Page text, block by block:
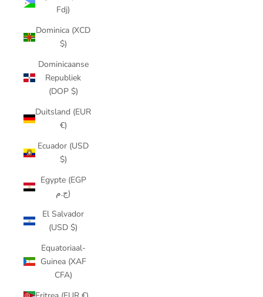
Fdj)
Dominica (XCD
$)
Dominicaanse
Republiek
(DOP $)
Duitsland (EUR
€)
Ecuador (USD
$)
Egypte (EGP
ج.م)
El Salvador
(USD $)
Equatoriaal-
Guinea (XAF
CFA)